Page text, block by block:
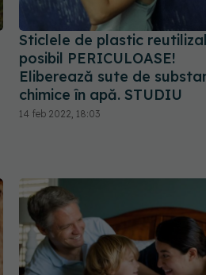
Sticlele de plastic
posibil PERICULOASE!
Eliberează sute de
chimice în apă. STUDIU
14 feb 2022, 18:03